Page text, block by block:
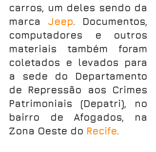
carros, um deles sendo da
marca Jeep. Documentos,
computadores e outros
materiais também foram
coletados e levados para
a sede do Departamento
de Repressão aos Crimes
Patrimoniais (Depatri), no
bairro de Afogados, na
Zona Oeste do Recife.